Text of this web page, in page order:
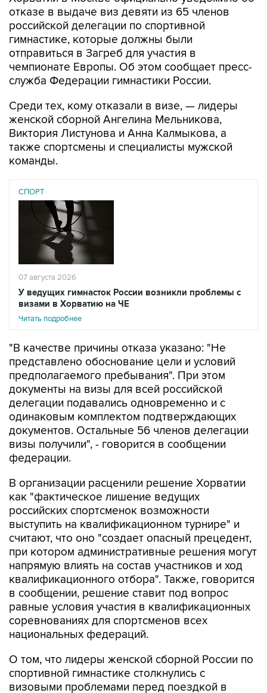
гимнастике, которые должны были
отправиться в Загреб для участия в
чемпионате Европы. Об этом сообщает пресс-
служба Федерации гимнастики России.
Среди тех, кому отказали в визе, — лидеры
Виктория Листунова и Анна Калмыкова, а
также спортсмены и специалисты мужской
команды.
СПОРТ
07 августа 2026
У ведущих гимнасток России возникли проблемы с
визами в Хорватию на ЧЕ
Читать подробнее
"В качестве причины отказа указано: "Не
предполагаемого пребывания". При этом
документы на визы для всей российской
делегации подавались одновременно и с
одинаковым комплектом подтверждающих
документов. Остальные 56 членов делегации
визы получили", - говорится в сообщении
федерации.
В организации расценили решение Хорватии
российских спортсменок возможности
выступить на квалификационном турнире" и
считают, что оно "создает опасный прецедент,
при котором административные решения могут
напрямую влиять на состав участников и ход
квалификационного отбора". Также, говорится
в сообщении, решение ставит под вопрос
равные условия участия в квалификационных
соревнованиях для спортсменов всех
национальных федераций.
О том, что лидеры женской сборной России по
визовыми проблемами перед поездкой в
Хорватию, сообщалось ранее.